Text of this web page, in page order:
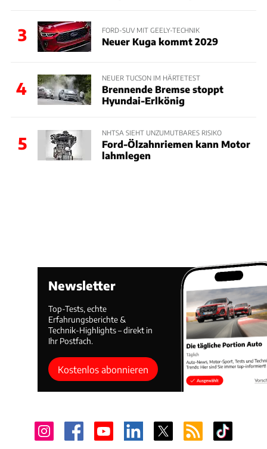
3 FORD-SUV MIT GEELY-TECHNIK
Neuer Kuga kommt 2029
4
NEUER TUCSON IM HÄRTETEST
Brennende Bremse stoppt
Hyundai-Erlkönig
5
NHTSA SIEHT UNZUMUTBARES RISIKO
Ford-Ölzahnriemen kann Motor
lahmlegen
Newsletter
Top-Tests, echte
Erfahrungsberichte &
Technik-Highlights – direkt in
Ihr Postfach.
Kostenlos abonnieren